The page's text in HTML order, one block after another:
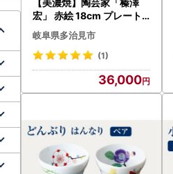
宏」 赤絵 18cm プレート
ペアセット【井澤コーポレ
ーション】[TBP064]
岐阜県多治見市
(1)
36,000